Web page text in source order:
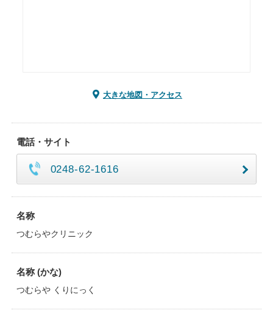
大きな地図・アクセス
電話・サイト
0248-62-1616
名称
つむらやクリニック
名称 (かな)
つむらや くりにっく